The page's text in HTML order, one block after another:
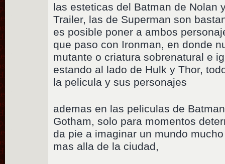
las esteticas del Batman de Nolan
Trailer, las de Superman son
es posible poner a ambos
que paso con Ironman, en donde
mutante o criatura sobrenatural e
estando al lado de Hulk y Thor,
la pelicula y sus personajes
ademas en las peliculas de
Gotham, solo para momentos
da pie a imaginar un mundo
mas alla de la ciudad,